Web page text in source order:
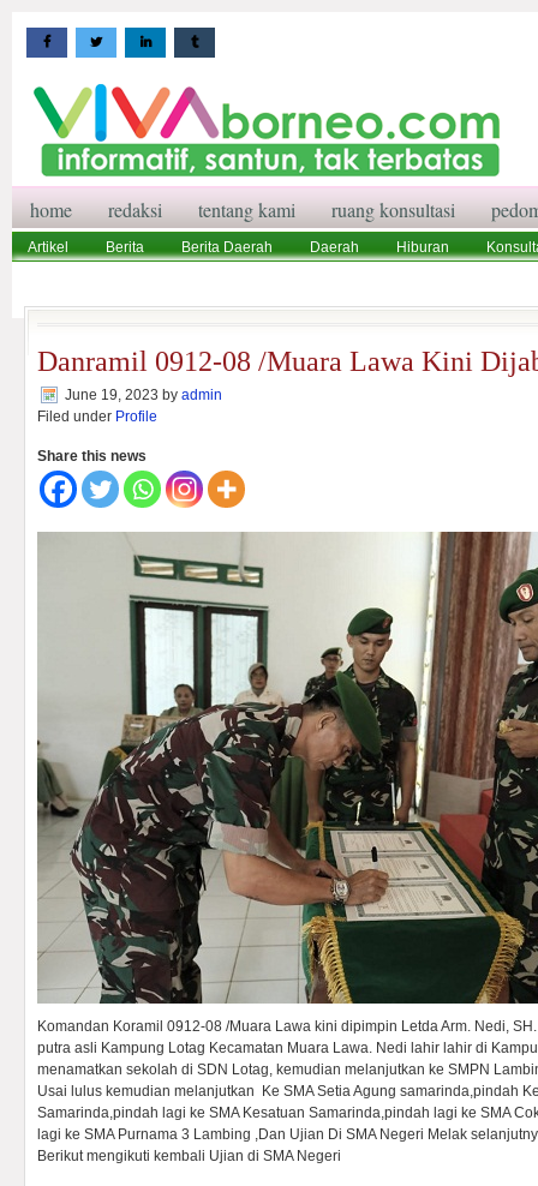
home redaksi tentang kami ruang konsultasi
Artikel Berita Berita Daerah Daerah Hiburan
Danramil 0912-08 /Muara Lawa Kini
June 19, 2023 by admin
Filed under Profile
Share this news
Komandan Koramil 0912-08 /Muara Lawa kini dipimpin Letda Arm. Nedi,
putra asli Kampung Lotag Kecamatan Muara Lawa. Nedi lahir lahir di
menamatkan sekolah di SDN Lotag, kemudian melanjutkan ke SMPN
Usai lulus kemudian melanjutkan Ke SMA Setia Agung samarinda,pindah
Samarinda,pindah lagi ke SMA Kesatuan Samarinda,pindah lagi ke SMA
lagi ke SMA Purnama 3 Lambing ,Dan Ujian Di SMA Negeri Melak
Berikut mengikuti kembali Ujian di SMA Negeri